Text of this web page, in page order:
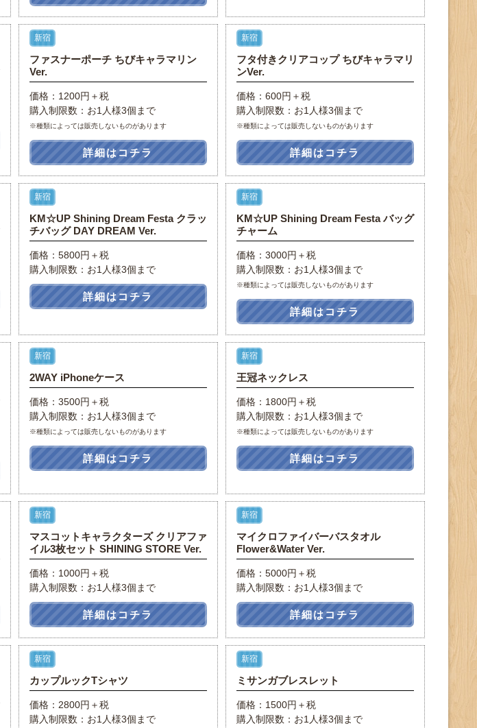
新宿
ファスナーポーチ ちびキャラマリン
Ver.
価格：1200円＋税
購入制限数：お1人様3個まで
※種類によっては販売しないものがあります
詳細はコチラ
新宿
フタ付きクリアコップ ちびキャラマリ
ンVer.
価格：600円＋税
購入制限数：お1人様3個まで
※種類によっては販売しないものがあります
詳細はコチラ
新宿
KM☆UP Shining Dream Festa クラッ
チバッグ DAY DREAM Ver.
価格：5800円＋税
購入制限数：お1人様3個まで
詳細はコチラ
新宿
KM☆UP Shining Dream Festa バッグ
チャーム
価格：3000円＋税
購入制限数：お1人様3個まで
※種類によっては販売しないものがあります
詳細はコチラ
新宿
2WAY iPhoneケース
価格：3500円＋税
購入制限数：お1人様3個まで
※種類によっては販売しないものがあります
詳細はコチラ
新宿
王冠ネックレス
価格：1800円＋税
購入制限数：お1人様3個まで
※種類によっては販売しないものがあります
詳細はコチラ
新宿
マスコットキャラクターズ クリアファ
イル3枚セット SHINING STORE Ver.
価格：1000円＋税
購入制限数：お1人様3個まで
詳細はコチラ
新宿
マイクロファイバーバスタオル
Flower&Water Ver.
価格：5000円＋税
購入制限数：お1人様3個まで
詳細はコチラ
新宿
カップルックTシャツ
価格：2800円＋税
購入制限数：お1人様3個まで
新宿
ミサンガブレスレット
価格：1500円＋税
購入制限数：お1人様3個まで